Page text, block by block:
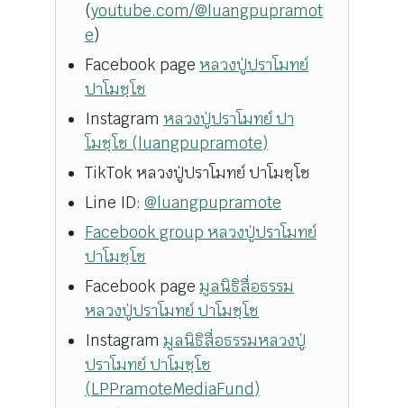
(youtube.com/@luangpupramot
e)
Facebook page หลวงปู่ปราโมทย์
ปาโมชฺโช
Instagram หลวงปู่ปราโมทย์ ปา
โมชฺโช (luangpupramote)
TikTok หลวงปู่ปราโมทย์ ปาโมชฺโช
Line ID: @luangpupramote
Facebook group หลวงปู่ปราโมทย์
ปาโมชฺโช
Facebook page มูลนิธิสื่อธรรม
หลวงปู่ปราโมทย์ ปาโมชฺโช
Instagram มูลนิธิสื่อธรรมหลวงปู่
ปราโมทย์ ปาโมชฺโช
(LPPramoteMediaFund)